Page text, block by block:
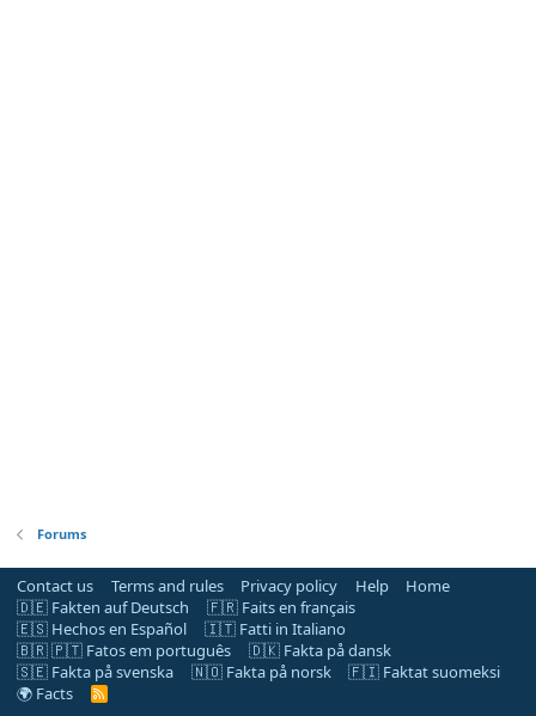
Forums
Contact us Terms and rules Privacy policy Help
Home
🇩🇪 Fakten auf Deutsch
🇫🇷 Faits en français
🇪🇸 Hechos en Español
🇮🇹 Fatti in Italiano
🇧🇷 🇵🇹 Fatos em português
🇩🇰 Fakta på dansk
🇸🇪 Fakta på svenska
🇳🇴 Fakta på norsk
🇫🇮 Faktat suomeksi
🌍 Facts
R